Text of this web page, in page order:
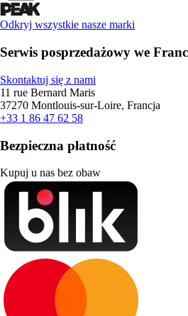
Odkryj wszystkie nasze marki
Serwis posprzedażowy we
Skontaktuj się z nami
11 rue Bernard Maris
37270 Montlouis-sur-Loire, Francja
+33 1 86 47 62 58
Bezpieczna płatność
Kupuj u nas bez obaw